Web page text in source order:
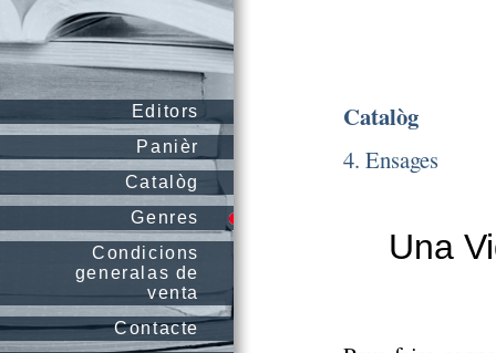
Editors
Panièr
Catalòg
Genres
Condicions
generalas de
venta
Contacte
Catalòg
4. Ensages
Una